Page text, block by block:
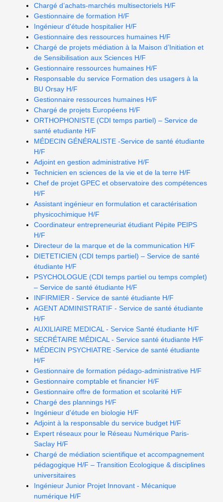
Chargé d’achats-marchés multisectoriels H/F
Gestionnaire de formation H/F
Ingénieur d'étude hospitalier H/F
Gestionnaire des ressources humaines H/F
Chargé de projets médiation à la Maison d’Initiation et
de Sensibilisation aux Sciences H/F
Gestionnaire ressources humaines H/F
Responsable du service Formation des usagers à la
BU Orsay H/F
Gestionnaire ressources humaines H/F
Chargé de projets Européens H/F
ORTHOPHONISTE (CDI temps partiel) – Service de
santé etudiante H/F
MÉDECIN GÉNÉRALISTE -Service de santé étudiante
H/F
Adjoint en gestion administrative H/F
Technicien en sciences de la vie et de la terre H/F
Chef de projet GPEC et observatoire des compétences
H/F
Assistant ingénieur en formulation et caractérisation
physicochimique H/F
Coordinateur entrepreneuriat étudiant Pépite PEIPS
H/F
Directeur de la marque et de la communication H/F
DIETETICIEN (CDI temps partiel) – Service de santé
étudiante H/F
PSYCHOLOGUE (CDI temps partiel ou temps complet)
– Service de santé étudiante H/F
INFIRMIER - Service de santé étudiante H/F
AGENT ADMINISTRATIF - Service de santé étudiante
H/F
AUXILIAIRE MEDICAL - Service Santé étudiante H/F
SECRÉTAIRE MÉDICAL - Service santé étudiante H/F
MÉDECIN PSYCHIATRE -Service de santé étudiante
H/F
Gestionnaire de formation pédago-administrative H/F
Gestionnaire comptable et financier H/F
Gestionnaire offre de formation et scolarité H/F
Chargé des plannings H/F
Ingénieur d'étude en biologie H/F
Adjoint à la responsable du service budget H/F
Expert réseaux pour le Réseau Numérique Paris-
Saclay H/F
Chargé de médiation scientifique et accompagnement
pédagogique H/F – Transition Ecologique & disciplines
universitaires
Ingénieur Junior Projet Innovant - Mécanique
numérique H/F